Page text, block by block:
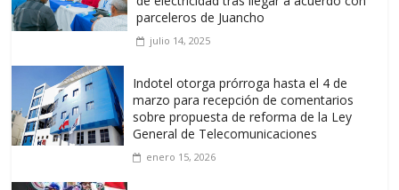
agosto 3, 2026
parceleros de Juancho
julio 14, 2025
Indotel otorga prórroga hasta el 4 de
marzo para recepción de comentarios
sobre propuesta de reforma de la Ley
General de Telecomunicaciones
enero 15, 2026